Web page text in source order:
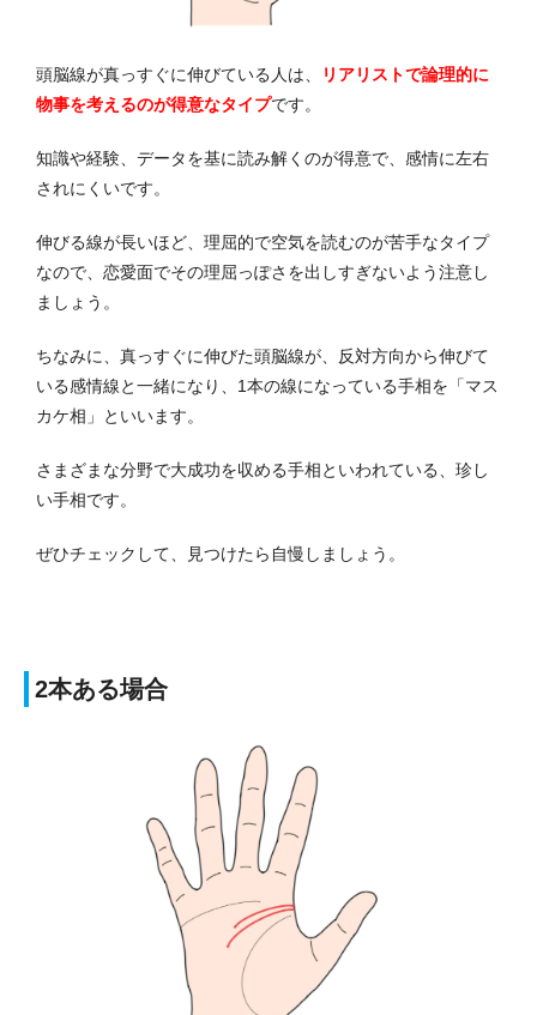
頭脳線が真っすぐに伸びている人は、
リアリストで論理的に
物事を考えるのが得意なタイプです。
知識や経験、データを基に読み解くのが得意で、感情に左右
されにくいです。
伸びる線が長いほど、理屈的で空気を読むのが苦手なタイプ
なので、恋愛面でその理屈っぽさを出しすぎないよう注意し
ましょう。
ちなみに、真っすぐに伸びた頭脳線が、反対方向から伸びて
いる感情線と一緒になり、1本の線になっている手相を「マス
カケ相」といいます。
さまざまな分野で大成功を収める手相といわれている、珍し
い手相です。
ぜひチェックして、見つけたら自慢しましょう。
2本ある場合